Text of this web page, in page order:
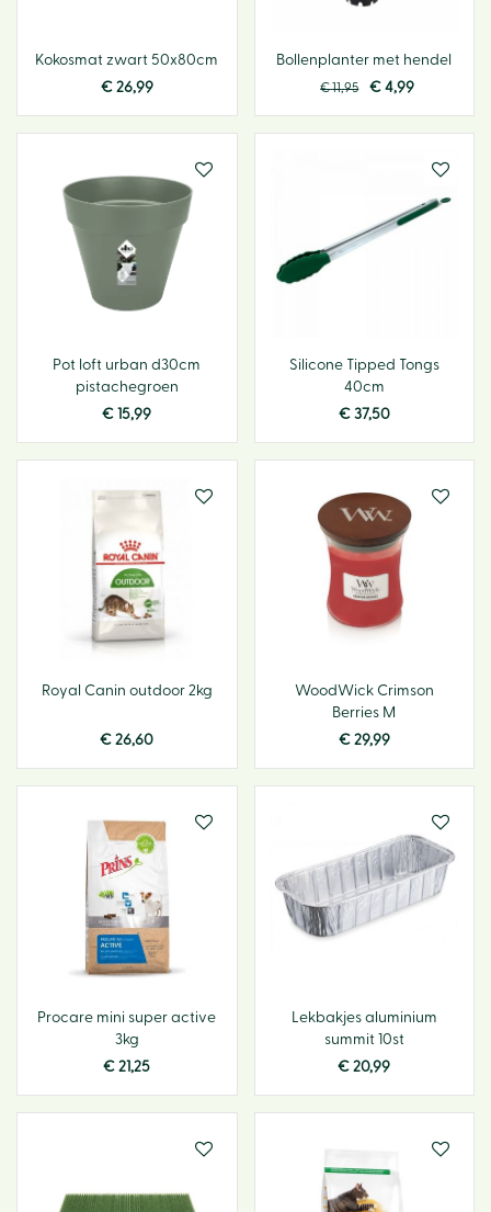
Kokosmat zwart 50x80cm
€ 26,99
Bollenplanter met hendel
€11,95 € 4,99
Pot loft urban d30cm
pistachegroen
€ 15,99
Silicone Tipped Tongs
40cm
€ 37,50
Royal Canin outdoor 2kg
€ 26,60
WoodWick Crimson
Berries M
€ 29,99
Procare mini super active
3kg
€ 21,25
Lekbakjes aluminium
summit 10st
€ 20,99